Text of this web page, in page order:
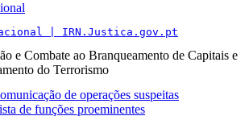
| IRN.Justica.gov.pt
e Combate ao Branqueamento de Capitais e
do Terrorismo
de operações suspeitas
de funções proeminentes